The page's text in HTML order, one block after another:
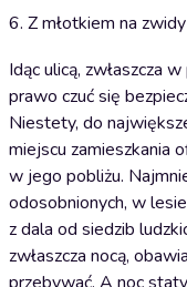
6. Z młotkiem na
Idąc ulicą, zwłaszcza
prawo czuć się
Niestety, do
miejscu zamieszkania
w jego pobliżu.
odosobnionych, w
z dala od siedzib
zwłaszcza nocą,